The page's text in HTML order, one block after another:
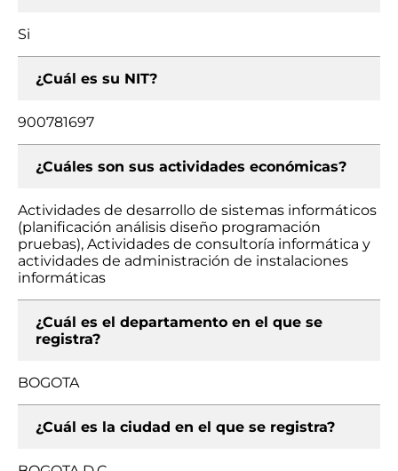
Si
¿Cuál es su NIT?
900781697
¿Cuáles son sus actividades económicas?
Actividades de desarrollo de sistemas informáticos
(planificación análisis diseño programación
pruebas), Actividades de consultoría informática y
actividades de administración de instalaciones
informáticas
¿Cuál es el departamento en el que se
registra?
BOGOTA
¿Cuál es la ciudad en el que se registra?